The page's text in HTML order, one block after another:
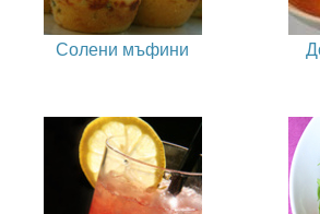
Солени мъфини